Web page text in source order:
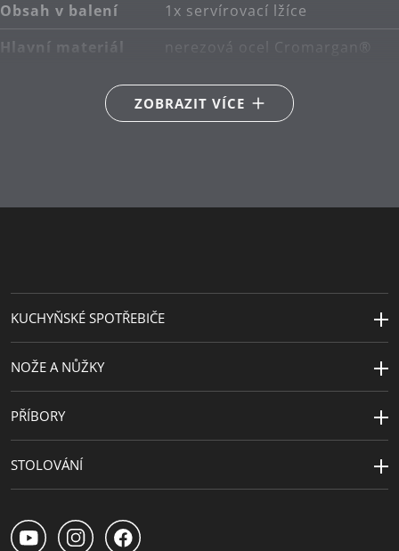
Obsah v balení
1x servírovací lžíce
Hlavní materiál
nerezová ocel Cromargan®
Péče o výrobky
lze mýt v myčce
ZOBRAZIT VÍCE
KUCHYŇSKÉ SPOTŘEBIČE
NOŽE A NŮŽKY
PŘÍBORY
STOLOVÁNÍ